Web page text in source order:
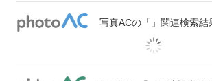
写真ACの「」関連検索結